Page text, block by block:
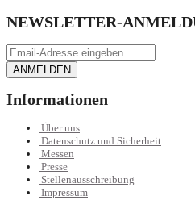
NEWSLETTER-
ANMELDEN
Informationen
Über uns
Datenschutz und Sicherheit
Messen
Presse
Stellenausschreibung
Impressum